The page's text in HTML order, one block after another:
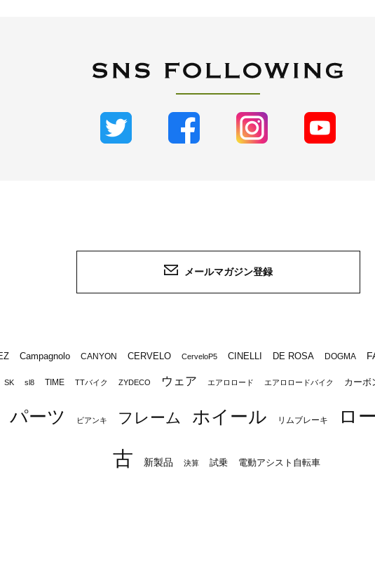
メールマガジン登録
Campagnolo CANYON CERVELO CerveloP5 CINELLI DE ROSA DOGMA
SK sl8 TIME TTバイク ZYDECO ウェア エアロロード エアロロードバイク カーボ
パーツ ビアンキ フレーム ホイール リムブレーキ ロ
古 新製品 決算 試乗 電動アシスト自転車